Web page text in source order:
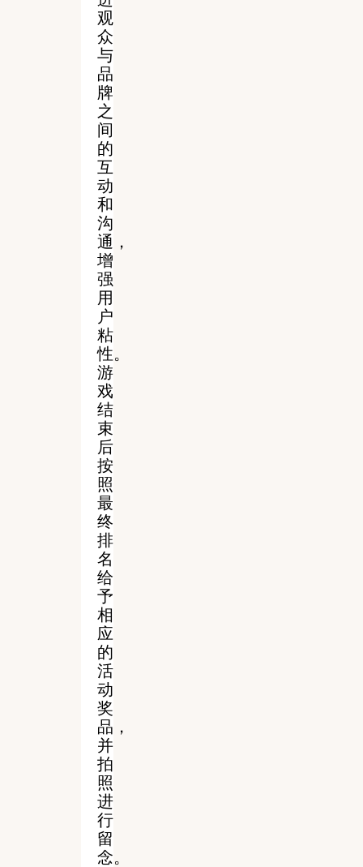
观
众
与
品
牌
之
间
的
互
动
和
沟
通，
增
强
用
户
粘
性。
游
戏
结
束
后
按
照
最
终
排
名
给
予
相
应
的
活
动
奖
品，
并
拍
照
进
行
留
念。